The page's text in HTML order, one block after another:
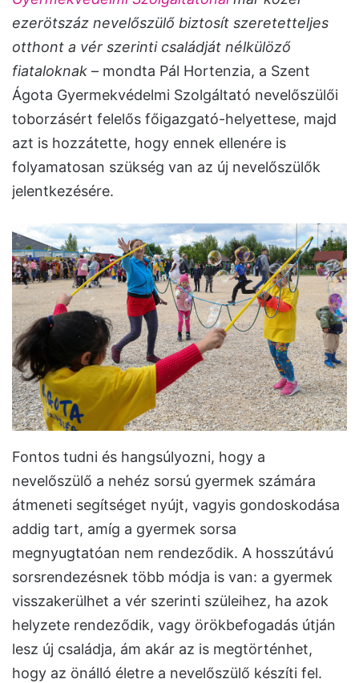
ezerötszáz nevelőszülő biztosít szeretetteljes
otthont a vér szerinti családját nélkülöző
fiataloknak – mondta Pál Hortenzia, a Szent
Ágota Gyermekvédelmi Szolgáltató nevelőszülői
toborzásért felelős főigazgató-helyettese, majd
azt is hozzátette, hogy ennek ellenére is
folyamatosan szükség van az új nevelőszülők
jelentkezésére.
Fontos tudni és hangsúlyozni, hogy a
nevelőszülő a nehéz sorsú gyermek számára
átmeneti segítséget nyújt, vagyis gondoskodása
addig tart, amíg a gyermek sorsa
megnyugtatóan nem rendeződik. A hosszútávú
sorsrendezésnek több módja is van: a gyermek
visszakerülhet a vér szerinti szüleihez, ha azok
helyzete rendeződik, vagy örökbefogadás útján
lesz új családja, ám akár az is megtörténhet,
hogy az önálló életre a nevelőszülő készíti fel.